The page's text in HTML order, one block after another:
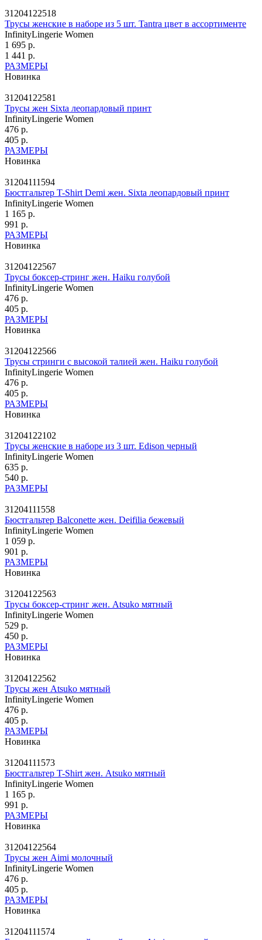
31204122518
Трусы женские в наборе из 5 шт. Tantra цвет в ассортименте
InfinityLingerie Women
1 695 р.
1 441 р.
РАЗМЕРЫ
Новинка
31204122581
Трусы жен Sixta леопардовый принт
InfinityLingerie Women
476 р.
405 р.
РАЗМЕРЫ
Новинка
31204111594
Бюстгальтер T-Shirt Demi жен. Sixta леопардовый принт
InfinityLingerie Women
1 165 р.
991 р.
РАЗМЕРЫ
Новинка
31204122567
Трусы боксер-стринг жен. Haiku голубой
InfinityLingerie Women
476 р.
405 р.
РАЗМЕРЫ
Новинка
31204122566
Трусы стринги с высокой талией жен. Haiku голубой
InfinityLingerie Women
476 р.
405 р.
РАЗМЕРЫ
Новинка
31204122102
Трусы женские в наборе из 3 шт. Edison черный
InfinityLingerie Women
635 р.
540 р.
РАЗМЕРЫ
31204111558
Бюстгальтер Balconette жен. Deifilia бежевый
InfinityLingerie Women
1 059 р.
901 р.
РАЗМЕРЫ
Новинка
31204122563
Трусы боксер-стринг жен. Atsuko мятный
InfinityLingerie Women
529 р.
450 р.
РАЗМЕРЫ
Новинка
31204122562
Трусы жен Atsuko мятный
InfinityLingerie Women
476 р.
405 р.
РАЗМЕРЫ
Новинка
31204111573
Бюстгальтер T-Shirt жен. Atsuko мятный
InfinityLingerie Women
1 165 р.
991 р.
РАЗМЕРЫ
Новинка
31204122564
Трусы жен Aimi молочный
InfinityLingerie Women
476 р.
405 р.
РАЗМЕРЫ
Новинка
31204111574